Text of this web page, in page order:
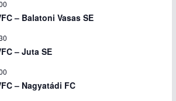
– Balatoni Vasas SE
– Juta SE
– Nagyatádi FC